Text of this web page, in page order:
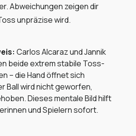
Abweichungen zeigen dir
unpräzise wird.
Carlos Alcaraz und Jannik
beide extrem stabile Toss-
– die Hand öffnet sich
Ball wird nicht geworfen,
Dieses mentale Bild hilft
und Spielern sofort.